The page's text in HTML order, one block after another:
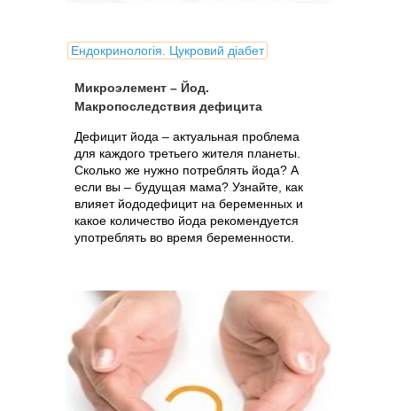
Ендокринологія. Цукровий діабет
Микроэлемент – Йод.
Макропоследствия дефицита
Дефицит йода – актуальная проблема
для каждого третьего жителя планеты.
Сколько же нужно потреблять йода? А
если вы – будущая мама? Узнайте, как
влияет йододефицит на беременных и
какое количество йода рекомендуется
употреблять во время беременности.